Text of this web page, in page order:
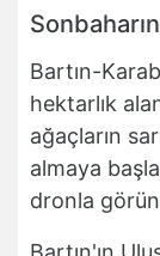
Bartın-
hektarlık
ağaçların
almaya
dronla